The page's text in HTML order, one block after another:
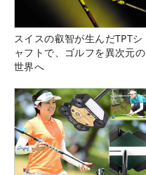
スイスの叡智が生んだTPTシ
ャフトで、ゴルフを異次元の
世界へ